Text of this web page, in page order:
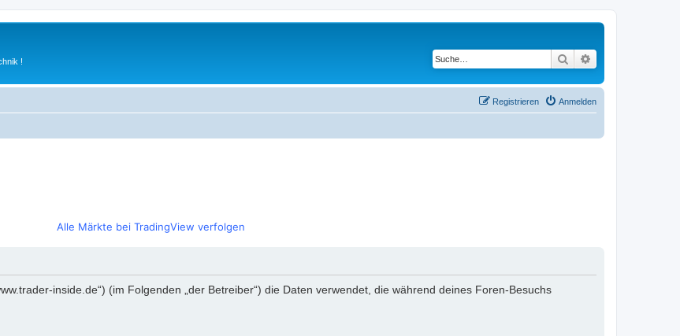
! Suche
Anmelden
Registrieren
Alle Märkte bei TradingView verfolgen
inside.de“) (im Folgenden „der Betreiber“) die Daten verwendet, die während deines Foren-Besuchs